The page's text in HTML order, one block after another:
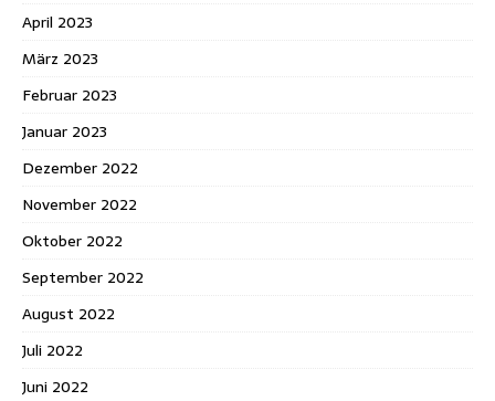
April 2023
März 2023
Februar 2023
Januar 2023
Dezember 2022
November 2022
Oktober 2022
September 2022
August 2022
Juli 2022
Juni 2022